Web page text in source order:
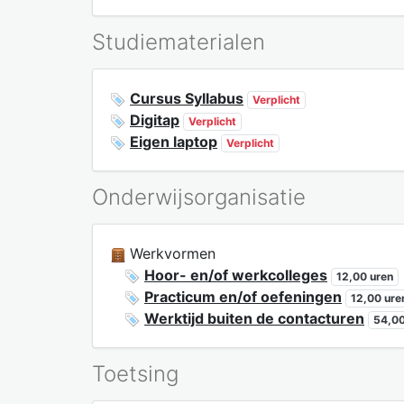
Studiematerialen
Cursus Syllabus Verplicht
Digitap Verplicht
Eigen laptop Verplicht
Onderwijsorganisatie
Werkvormen
Hoor- en/of werkcolleges
12,00 uren
Practicum en/of oefeningen 12,00
Werktijd buiten de contacturen
Toetsing